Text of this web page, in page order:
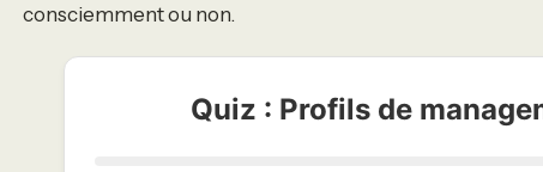
consciemment ou non.
Quiz : Profils de